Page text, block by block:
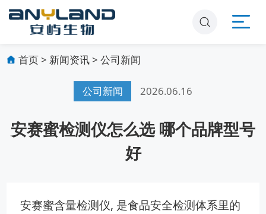
首页> 新闻资讯> 公司新闻
公司新闻 2026.06.16
安赛蜜检测仪怎么选 哪个品牌型号
好
安赛蜜含量检测仪, 是食品安全检测体系里的